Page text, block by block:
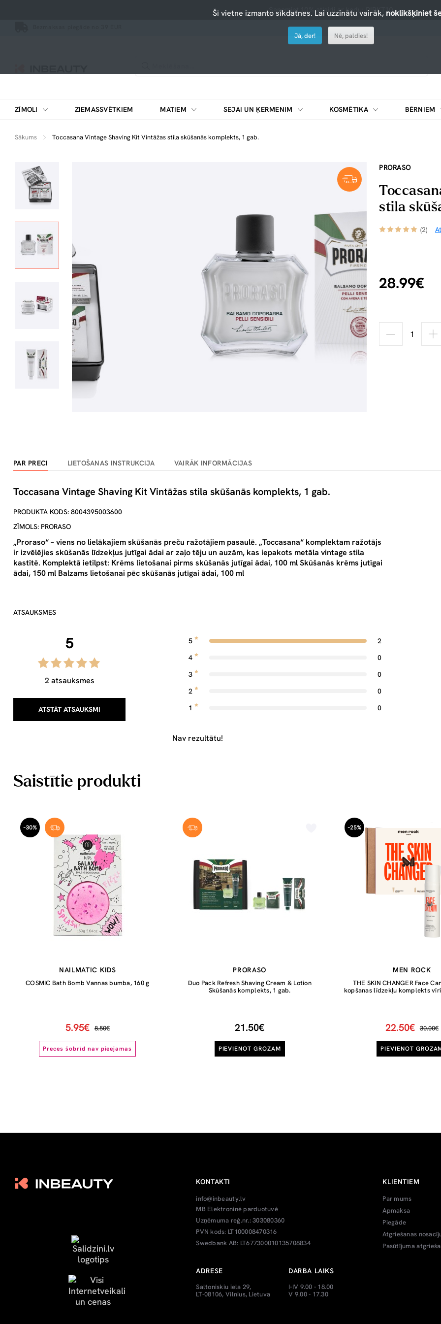
Saņemiet 10% atlaidi ar kodu: PIRKT10
ZĪMOLI ZIEMASSVĒTKIEM MATIEM SEJAI UN ĶERMENIM KOSMĒTIKA BĒRNIEM
Sākums Toccasana Vintage Shaving Kit Vintāžas stila skūšanās komplekts, 1 gab.
PRORASO
stila
(2)
28.99€
PAR PRECI LIETOŠANAS INSTRUKCIJA VAIRĀK INFORMĀCIJAS
Toccasana Vintage Shaving Kit Vintāžas stila skūšanās komplekts, 1 gab.
PRODUKTA KODS: 8004395003600
ZĪMOLS: PRORASO
„Proraso“ – viens no lielākajiem skūšanās preču ražotājiem pasaulē. „Toccasana“ komplektam ražotājs
ir izvēlējies skūšanās līdzekļus jutīgai ādai ar zaļo tēju un auzām, kas iepakots metāla vintage stila
kastītē. Komplektā ietilpst: Krēms lietošanai pirms skūšanās jutīgai ādai, 100 ml Skūšanās krēms jutīgai
ādai, 150 ml Balzams lietošanai pēc skūšanās jutīgai ādai, 100 ml
ATSAUKSMES
5
2 atsauksmes
ATSTĀT ATSAUKSMI
5
2
4
0
3
0
2
0
1
0
Nav rezultātu!
Saistītie produkti
-30%
NAILMATIC KIDS
COSMIC Bath Bomb Vannas bumba, 160 g
5.95€ 8.50€
Preces šobrīd nav pieejamas
PRORASO
Duo Pack Refresh Shaving Cream & Lotion
Skūšanās komplekts, 1 gab.
21.50€
PIEVIENOT GROZAM
-25%
MEN ROCK
THE SKIN CHANGER Face
kopšanas līdzekļu komplekts
22.50€ 30.00€
PIEVIENOT
KONTAKTI
info@inbeauty.lv
MB Elektroninė parduotuvė
Uzņēmuma reģ.nr.: 303080360
PVN kods: LT100008470316
Swedbank AB: LT677300010135708834
ADRESE
Saltoniskiu iela 29,
LT-08106, Vilnius, Lietuva
DARBA LAIKS
I-IV 9.00 - 18.00
V 9.00 - 17.30
KLIENTIEM
Par mums
Apmaksa
Piegāde
Atgriešanas
Pasūtījuma
Šī vietne izmanto sīkdatnes. Lai uzzinātu vairāk, noklikšķiniet
Jā, der! Nē, paldies!